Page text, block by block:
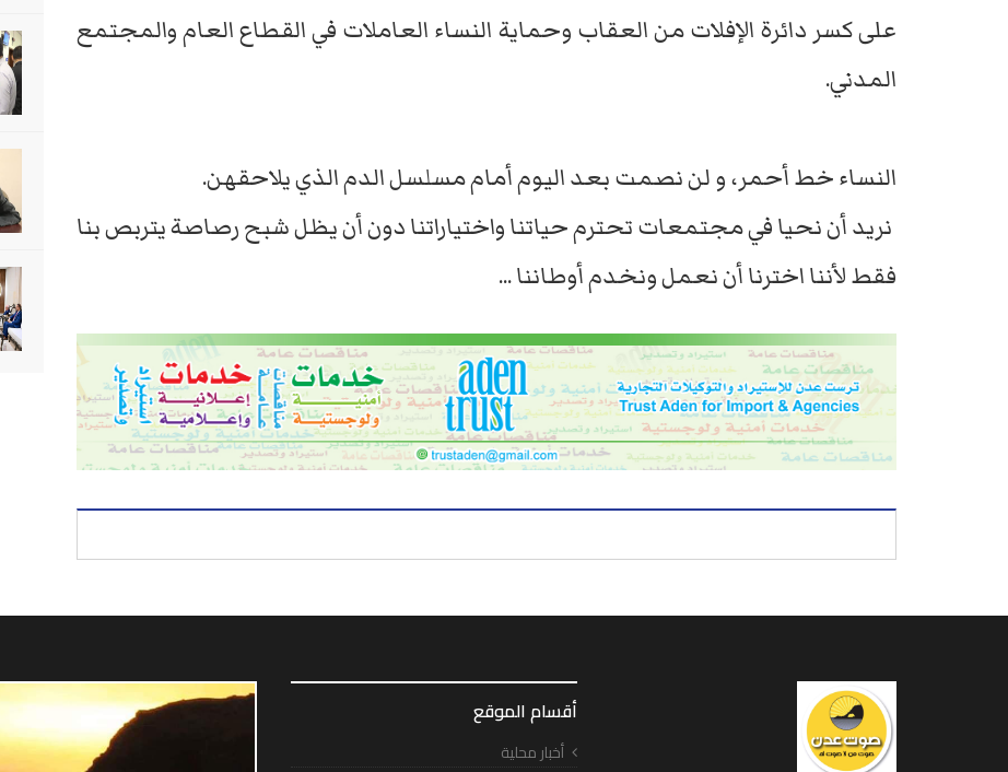
على كسر دائرة الإفلات من العقاب وحماية النساء العاملات في القطاع العام والمجتمع
المدني.
النساء خط أحمر، و لن نصمت بعد اليوم أمام مسلسل الدم الذي يلاحقهن.
نريد أن نحيا في مجتمعات تحترم حياتنا واختياراتنا دون أن يظل شبح رصاصة يتربص بنا
فقط لأننا اخترنا أن نعمل ونخدم أوطاننا ...
أقسام الموقع
أخبار محلية